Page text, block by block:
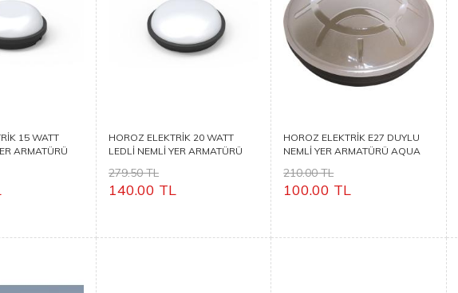
15 WATT
ARMATÜRÜ
HOROZ ELEKTRİK 20 WATT
LEDLİ NEMLİ YER ARMATÜRÜ
279.50 TL
140.00 TL
HOROZ ELEKTRİK E27 DUYLU
NEMLİ YER ARMATÜRÜ AQUA
210.00 TL
100.00 TL